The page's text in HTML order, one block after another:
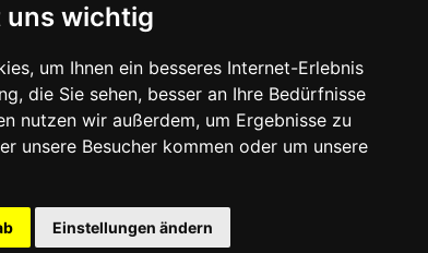
uns wichtig
um Ihnen ein besseres Internet-Erlebnis
die Sie sehen, besser an Ihre Bedürfnisse
nutzen wir außerdem, um Ergebnisse zu
unsere Besucher kommen oder um unsere
Einstellungen ändern
Leaflet| © OpenStreetMapcontributors